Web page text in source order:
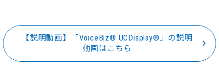
【説明動画】「VoiceBiz® UCDisplay®」の説明
動画はこちら